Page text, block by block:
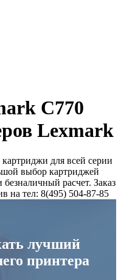
C770
Lexmark
для всей серии
выбор картриджей
расчет. Заказ
на тел: 8(495) 504-87-85
лучший
принтера